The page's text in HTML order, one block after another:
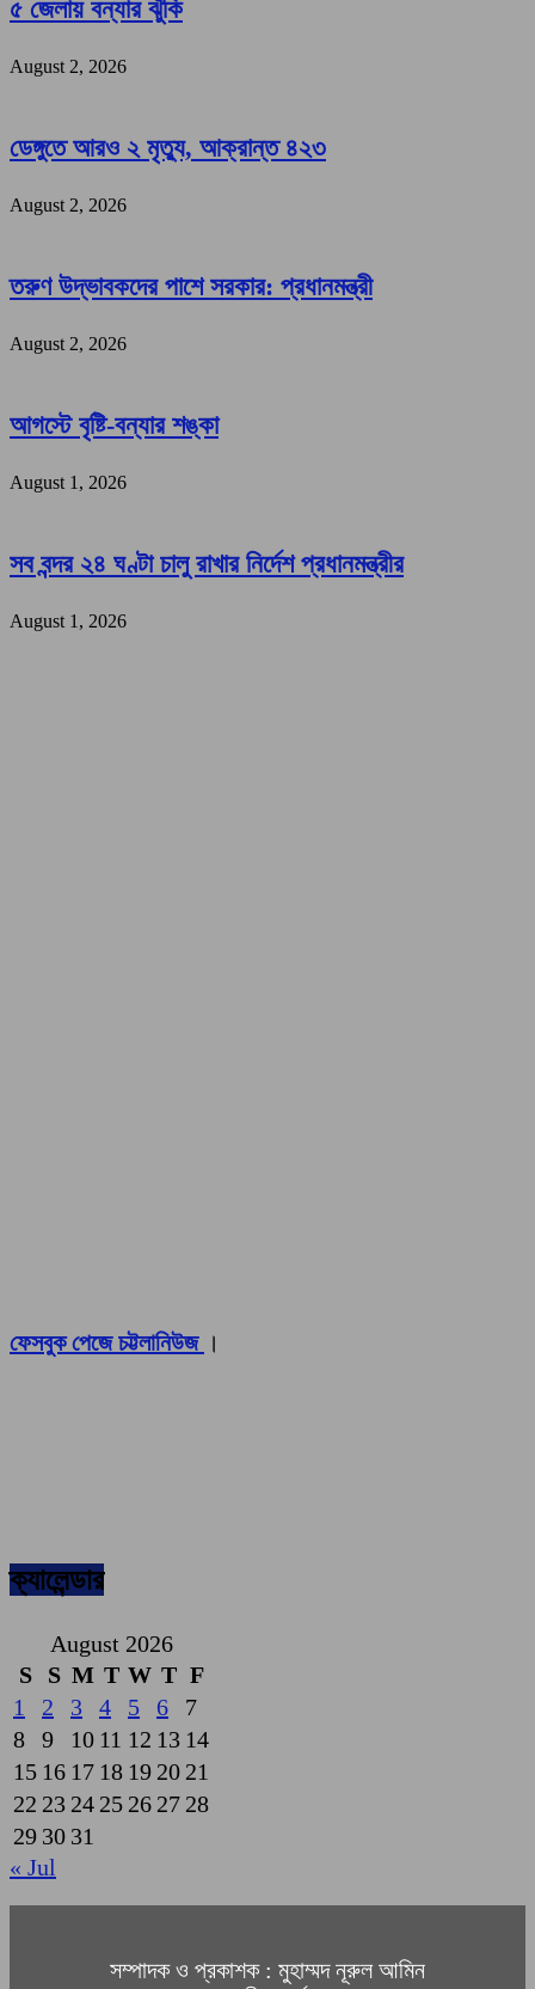
৫ জেলায় বন্যার ঝুঁকি
August 2, 2026
ডেঙ্গুতে আরও ২ মৃত্যু, আক্রান্ত ৪২৩
August 2, 2026
তরুণ উদ্ভাবকদের পাশে সরকার: প্রধানমন্ত্রী
August 2, 2026
আগস্টে বৃষ্টি-বন্যার শঙ্কা
August 1, 2026
সব বন্দর ২৪ ঘণ্টা চালু রাখার নির্দেশ প্রধানমন্ত্রীর
August 1, 2026
ফেসবুক পেজে চট্টলানিউজ ।
ক্যালেন্ডার
August 2026
S
S M T W T F
1
2 3 4 5 6
7
8
9 10 11 12 13 14
15 16 17 18 19 20 21
22 23 24 25 26 27 28
29 30 31
« Jul
সম্পাদক ও প্রকাশক : মুহাম্মদ নূরুল আমিন